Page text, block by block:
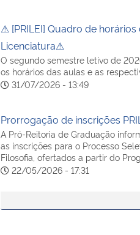
⚠ [PRILEI] Quadro de
Licenciatura⚠
O segundo semestre letivo de
os horários das aulas e as
31/07/2026 - 13:49
Prorrogação de inscrições
A Pró-Reitoria de Graduação
as inscrições para o Processo
Filosofia, ofertados a partir do
22/05/2026 - 17:31